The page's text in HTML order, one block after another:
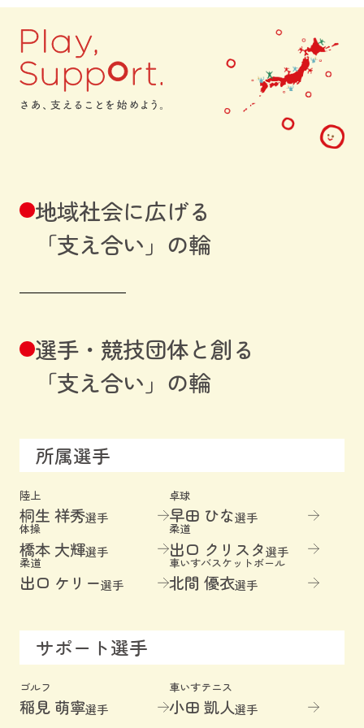
地域社会に広げる
「支え合い」の輪
選手・競技団体と創る
「支え合い」の輪
所属選手
陸上
桐生 祥秀選手
卓球
早田 ひな選手
体操
橋本 大輝選手
柔道
出口 クリスタ選手
柔道
出口 ケリー選手
車いすバスケットボール
北間 優衣選手
サポート選手
ゴルフ
稲見 萌寧選手
車いすテニス
小田 凱人選手